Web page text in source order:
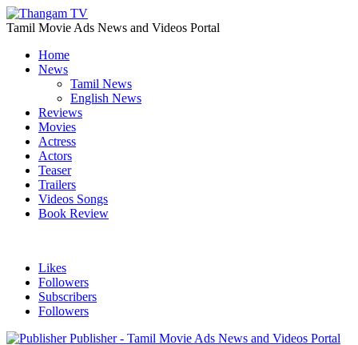
Tamil Movie Ads News and Videos Portal
Home
News
Tamil News
English News
Reviews
Movies
Actress
Actors
Teaser
Trailers
Videos Songs
Book Review
Likes
Followers
Subscribers
Followers
Publisher - Tamil Movie Ads News and Videos Portal